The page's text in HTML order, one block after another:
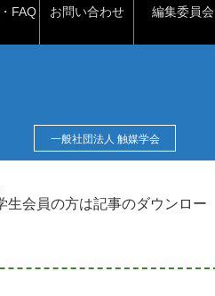
FAQ お問い合わせ 編集委員会
一般社団法人 触媒学会
生会員の方は記事のダウンロー